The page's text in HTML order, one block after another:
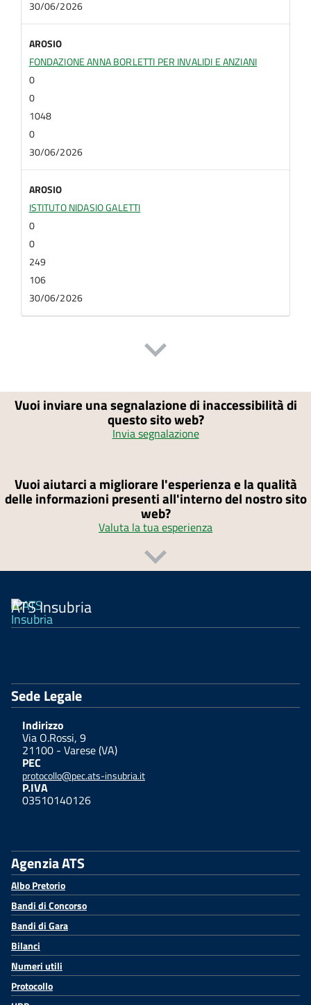
30/06/2026
AROSIO
FONDAZIONE ANNA BORLETTI PER INVALIDI E ANZIANI
0
0
1048
0
30/06/2026
AROSIO
ISTITUTO NIDASIO GALETTI
0
0
249
106
30/06/2026
Vuoi inviare una segnalazione di inaccessibilità di
questo sito web?
Invia segnalazione
Vuoi aiutarci a migliorare l'esperienza e la qualità
delle informazioni presenti all'interno del nostro sito
web?
Valuta la tua esperienza
ATS Insubria
Sede Legale
Indirizzo
Via O.Rossi, 9
21100 - Varese (VA)
PEC
protocollo@pec.ats-insubria.it
P.IVA
03510140126
Agenzia ATS
Albo Pretorio
Bandi di Concorso
Bandi di Gara
Bilanci
Numeri utili
Protocollo